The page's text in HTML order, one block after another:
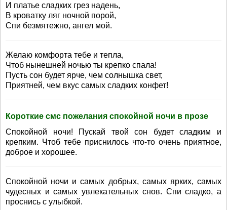
И платье сладких грез надень,
В кроватку ляг ночной порой,
Спи безмятежно, ангел мой.
Желаю комфорта тебе и тепла,
Чтоб нынешней ночью ты крепко спала!
Пусть сон будет ярче, чем солнышка свет,
Приятней, чем вкус самых сладких конфет!
Короткие смс пожелания спокойной ночи в прозе
Спокойной ночи! Пускай твой сон будет сладким и
крепким. Чтоб тебе приснилось что-то очень приятное,
доброе и хорошее.
Спокойной ночи и самых добрых, самых ярких, самых
чудесных и самых увлекательных снов. Спи сладко, а
проснись с улыбкой.